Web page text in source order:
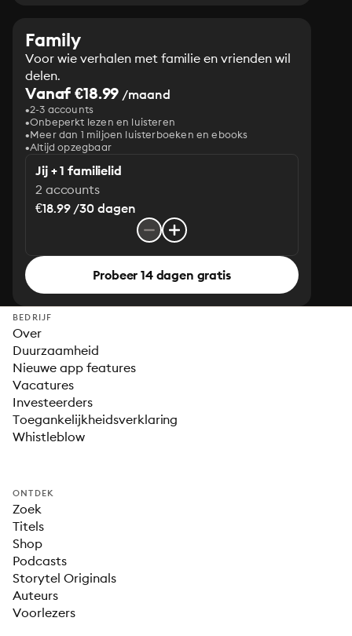
Family
Voor wie verhalen met familie en vrienden wil
delen.
Vanaf €18.99 /maand
2-3 accounts
Onbeperkt lezen en luisteren
Meer dan 1 miljoen luisterboeken en ebooks
Altijd opzegbaar
Jij + 1 familielid
2 accounts
€18.99 /30 dagen
Probeer 14 dagen gratis
BEDRIJF
Over
Duurzaamheid
Nieuwe app features
Vacatures
Investeerders
Toegankelijkheidsverklaring
Whistleblow
ONTDEK
Zoek
Titels
Shop
Podcasts
Storytel Originals
Auteurs
Voorlezers